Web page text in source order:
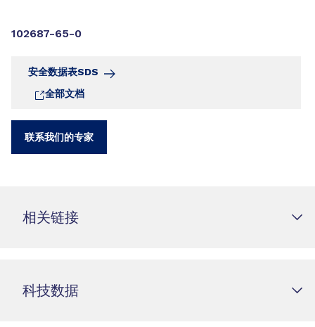
102687-65-0
安全数据表SDS
全部文档
联系我们的专家
相关链接
科技数据